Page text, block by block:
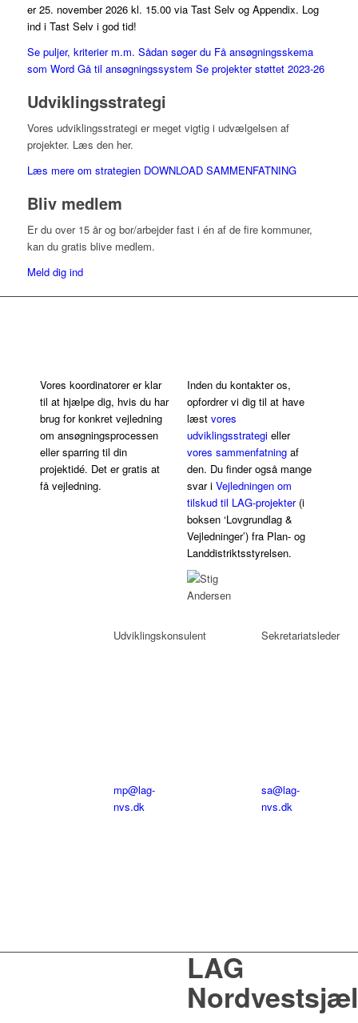
er 25. november 2026 kl. 15.00 via Tast Selv og Appendix. Log
ind i Tast Selv i god tid!
Se puljer, kriterier m.m. Sådan søger du Få ansøgningsskema
som Word Gå til ansøgningssystem Se projekter støttet 2023-26
Udviklingsstrategi
Vores udviklingsstrategi er meget vigtig i udvælgelsen af
projekter. Læs den her.
Læs mere om strategien DOWNLOAD SAMMENFATNING
Bliv medlem
Er du over 15 år og bor/arbejder fast i én af de fire kommuner,
kan du gratis blive medlem.
Meld dig ind
Vores koordinatorer er klar
til at hjælpe dig, hvis du har
brug for konkret vejledning
om ansøgningsprocessen
eller sparring til din
projektidé. Det er gratis at
få vejledning.
Inden du kontakter os,
opfordrer vi dig til at have
læstvores
udviklingsstrategi eller
vores sammenfatning af
den. Du finder også mange
svar iVejledningen om
tilskud til LAG-projekter(i
boksen ‘Lovgrundlag &
Vejledninger’) fra Plan- og
Landdistriktsstyrelsen.
Petersen
Udviklingskonsulent
mp@lag-
nvs.dk
Sekretariatsleder
sa@lag-
nvs.dk
LAG